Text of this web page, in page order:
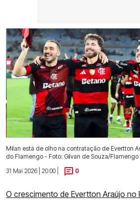
Milan está de olho na contratação de Evertton
do Flamengo - Foto: Gilvan de Souza/Flamengo
31 Mai 2026 | 20:00 |
0
O crescimento de Evertton Araújo no